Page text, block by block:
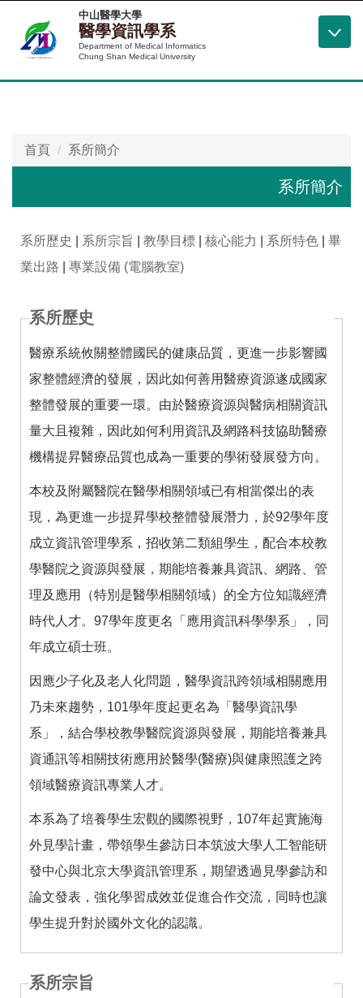
主
中山醫學大學
醫學資訊學系
Department of Medical Informatics
Chung Shan Medical University
首頁 系所簡介
系所簡介
系所歷史 系所宗旨 教學目標 核心能力 系所特色
畢
業出路
專業設備 (電腦教室)
系所歷史
醫療系統攸關整體國民的健康品質，更進一步影響國
家整體經濟的發展，因此如何善用醫療資源遂成國家
整體發展的重要一環。由於醫療資源與醫病相關資訊
量大且複雜，因此如何利用資訊及網路科技協助醫療
機構提昇醫療品質也成為一重要的學術發展發方向。
本校及附屬醫院在醫學相關領域已有相當傑出的表
現，為更進一步提昇學校整體發展潛力，於92學年度
成立資訊管理學系，招收第二類組學生，配合本校教
學醫院之資源與發展，期能培養兼具資訊、網路、管
理及應用（特別是醫學相關領域）的全方位知識經濟
時代人才。97學年度更名「應用資訊科學學系」，同
年成立碩士班。
因應少子化及老人化問題，醫學資訊跨領域相關應用
乃未來趨勢，101學年度起更名為「醫學資訊學
系」，結合學校教學醫院資源與發展，期能培養兼具
資通訊等相關技術應用於醫學(醫療)與健康照護之跨
領域醫療資訊專業人才。
本系為了培養學生宏觀的國際視野，107年起實施海
外見學計畫，帶領學生參訪日本筑波大學人工智能研
發中心與北京大學資訊管理系，期望透過見學參訪和
論文發表，強化學習成效並促進合作交流，同時也讓
學生提升對於國外文化的認識。
系所宗旨